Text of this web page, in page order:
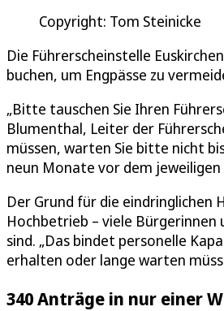
Copyright: Tom Steinicke
Die Führerscheinstelle
buchen, um Engpässe zu
„Bitte tauschen Sie Ihren
Blumenthal, Leiter der
müssen, warten Sie bitte nicht
neun Monate vor dem jeweiligen
Der Grund für die eindringlichen
Hochbetrieb – viele Bürgerinnen
sind. „Das bindet personelle
erhalten oder lange warten
340 Anträge in nur einer